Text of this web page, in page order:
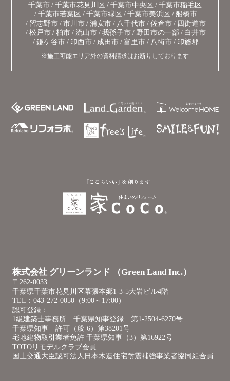
千葉市 千葉市花見川区 千葉市中央区
千葉市稲毛区
千葉市若葉区
千葉市緑区 千葉市美浜区
船橋市
習志野市
市川市 浦安市 八千代市 佐倉市
四街道市
松戸市
柏市 流山市 我孫子市 野田市の一部
白井市
鎌ケ谷市
印西市 成田市 富里市 八街市 印旛郡
※施工可能エリア外の資料請求はお断りしております
株式会社 グリーンランド （Green Land Inc.）
〒262-0033
千葉県千葉市花見川区幕張本郷1-3-5大岩ビル4階
TEL：043-272-0050（9:00～17:00）
認可登録：
1級建築士事務所 千葉県知事登録 第1-2504-6270号
千葉県知事 許可（般-6）第38201号
宅地建物取引業者免許 千葉県知事（3）第16922号
TOTOリモデルクラブ会員
国土交通大臣認可法人日本木造住宅耐震補強事業者協同組合員